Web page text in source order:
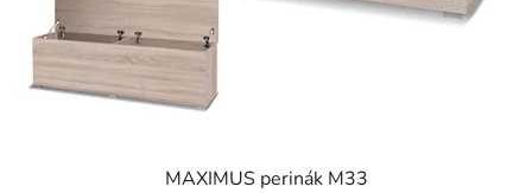
MAXIMUS perinák M33